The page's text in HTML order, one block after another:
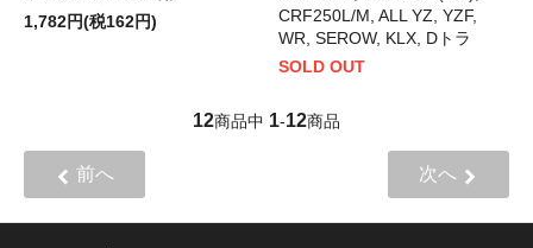
1,782円(税162円)
CRF250L/M, ALL YZ, YZF,
WR, SEROW, KLX, Dトラ
SOLD OUT
12商品中 1-12商品
前へ 次へ